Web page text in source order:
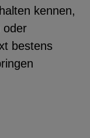
kennen,
oder
bestens